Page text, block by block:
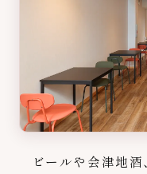
ビールや会津地